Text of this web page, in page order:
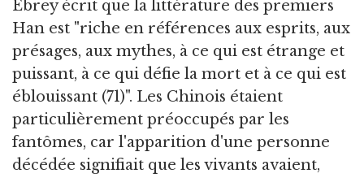
Ebrey écrit que la littérature des premiers
Han est "riche en références aux esprits, aux
présages, aux mythes, à ce qui est étrange et
puissant, à ce qui défie la mort et à ce qui est
éblouissant (71)". Les Chinois étaient
particulièrement préoccupés par les
fantômes, car l'apparition d'une personne
décédée signifiait que les vivants avaient,